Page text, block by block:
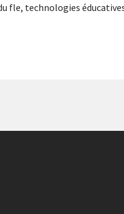
fle, technologies